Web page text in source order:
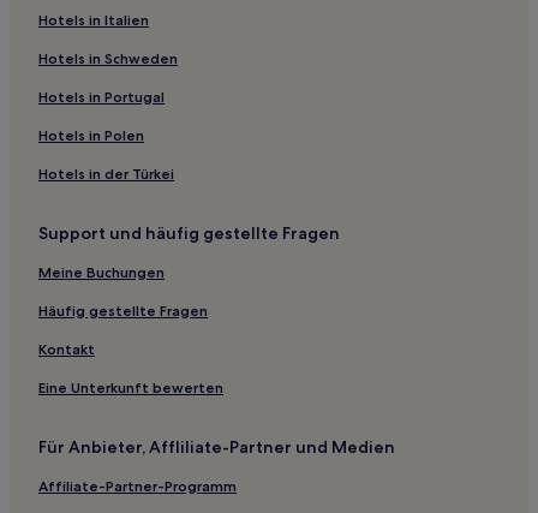
Hotels nahe Jachthafen Hörnum
Finkhaushallig Hotels
Zentrum Hotels
Pellworm Hotels
Emmelsbüll-Horsbüll Hotels
Lund Hotels
Simonsberg Hotels
Hotels nahe Nationalparkhaus St. Peter Ording
Hotels nahe Weststrand von Hörnum
Norddorf Hotels
Horsbüll Hotels
Nordstrand Hotels
Hotels in Italien
Hotels in Schweden
Hotels in Portugal
Hotels in Polen
Hotels in der Türkei
Support und häufig gestellte Fragen
Meine Buchungen
Häufig gestellte Fragen
Kontakt
Eine Unterkunft bewerten
Für Anbieter, Affliliate-Partner und Medien
Affiliate-Partner-Programm